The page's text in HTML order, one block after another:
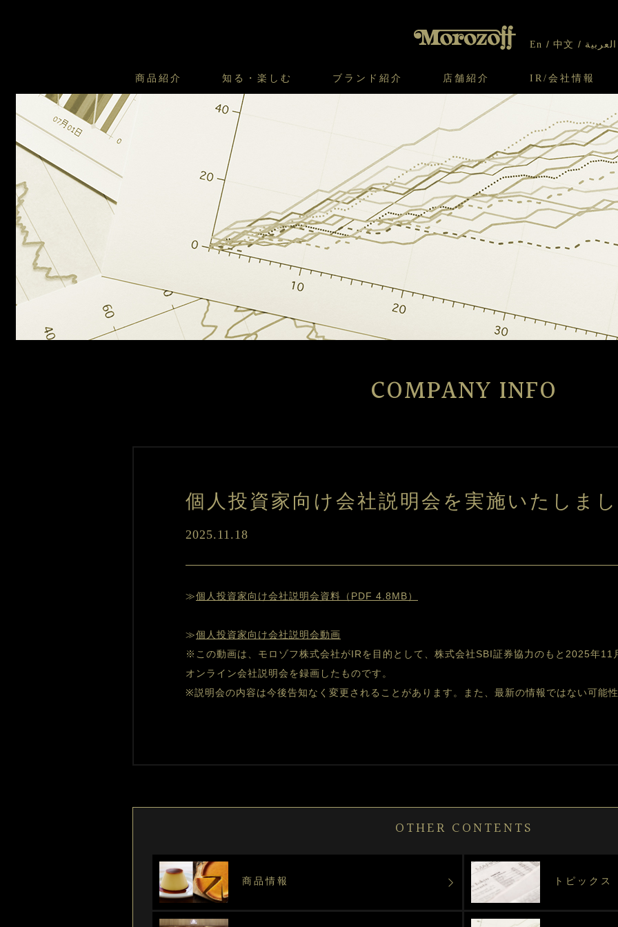
En 中文 العربية
商品紹介
プリン・ゼリー
ケーキ
サマーギフトセット
クッキー
フローズンスイーツ
北海道スイーツ工場
知る・楽しむ
カスタードプリンのこだわり チーズケーキのこだわり
フルーツオブフルーツのこだわり
焼き菓子のこだわり
バレンタインとモロゾフについて
ブランド紹介
太陽のガレット
ガレット・ネージュ
キツネとレモン
ガレット オ ブール
カフェモロゾフ
モロゾフ エクラ
焼き菓子マルシェ／窯だしクッキー＆パイ
店舗紹介 IR/会社情報
会社情報新卒採用 契約社員・アルバイト採用
商品・店舗についてのお問い合わせ
オンラインショップについてのお問い合わ
せ
お客様の声から
COMPANY INFO
個人投資家向け会社説明会を実施いたしま
2025.11.18
≫個人投資家向け会社説明会資料（PDF 4.8MB）
≫個人投資家向け会社説明会動画
※ この動画は、モロゾフ株式会社がIRを目的として、株式会社SBI証券協力のもと2025年11
オンライン会社説明会を録画したものです。
※説明会の内容は今後告知なく変更されることがあります。また、最新の情報ではない可能
OTHER CONTENTS
商品情報 トピックス